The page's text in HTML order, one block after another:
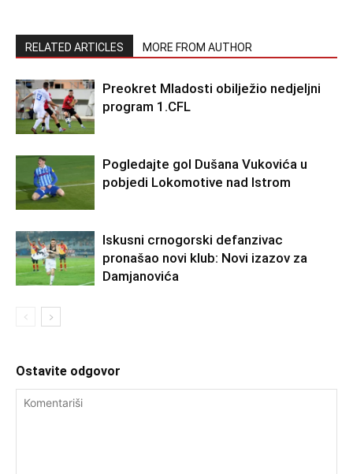
RELATED ARTICLES MORE FROM AUTHOR
Preokret Mladosti obilježio nedjeljni
program 1.CFL
Pogledajte gol Dušana Vukovića u
pobjedi Lokomotive nad Istrom
Iskusni crnogorski defanzivac
pronašao novi klub: Novi izazov za
Damjanovića
Ostavite odgovor